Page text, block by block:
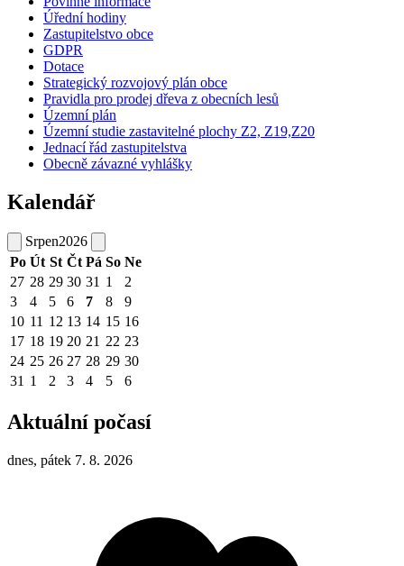
Úřední hodiny
Zastupitelstvo obce
GDPR
Dotace
Strategický rozvojový plán obce
Pravidla pro prodej dřeva z obecních lesů
Územní plán
Územní studie zastavitelné plochy Z2, Z19,Z20
Jednací řád zastupitelstva
Obecně závazné vyhlášky
Kalendář
Srpen2026
Po Út St Čt Pá So Ne
27 28 29 30 31 1
2
3
4 5 6 7 8
9
10 11 12 13 14 15 16
17 18 19 20 21 22 23
24 25 26 27 28 29 30
31 1 2 3 4 5 6
Aktuální počasí
dnes, pátek 7. 8. 2026